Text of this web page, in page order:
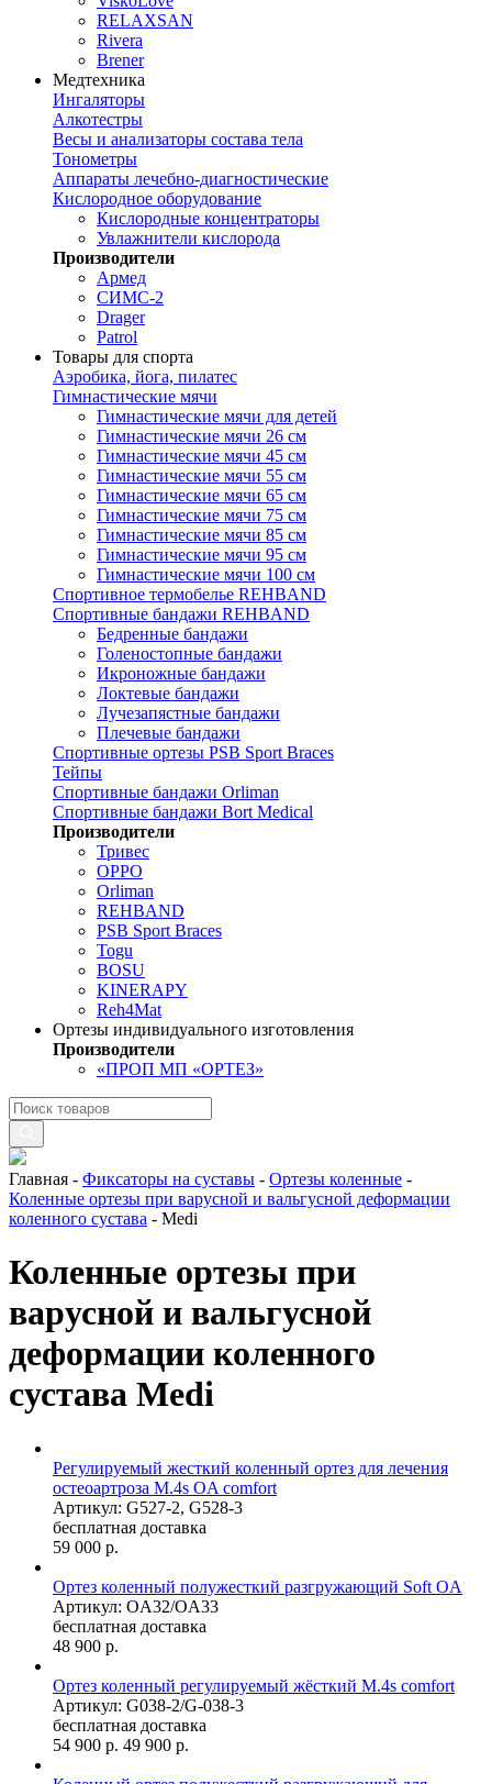
RELAXSAN
Rivera
Brener
Медтехника
Ингаляторы
Алкотестры
Весы и анализаторы состава тела
Тонометры
Аппараты лечебно-диагностические
Кислородное оборудование
Кислородные концентраторы
Увлажнители кислорода
Производители
Армед
СИМС-2
Drager
Patrol
Товары для спорта
Аэробика, йога, пилатес
Гимнастические мячи
Гимнастические мячи для детей
Гимнастические мячи 26 см
Гимнастические мячи 45 см
Гимнастические мячи 55 см
Гимнастические мячи 65 см
Гимнастические мячи 75 см
Гимнастические мячи 85 см
Гимнастические мячи 95 см
Гимнастические мячи 100 см
Спортивное термобелье REHBAND
Спортивные бандажи REHBAND
Бедренные бандажи
Голеностопные бандажи
Икроножные бандажи
Локтевые бандажи
Лучезапястные бандажи
Плечевые бандажи
Спортивные ортезы PSB Sport Braces
Тейпы
Спортивные бандажи Orliman
Спортивные бандажи Bort Medical
Производители
Тривес
OPPO
Orliman
REHBAND
PSB Sport Braces
Togu
BOSU
KINERAPY
Reh4Mat
Ортезы индивидуального изготовления
Производители
«ПРОП МП «ОРТЕЗ»
Главная - Фиксаторы на суставы - Ортезы коленные -
Коленные ортезы при варусной и вальгусной деформации
коленного сустава - Medi
Коленные ортезы при
варусной и вальгусной
деформации коленного
сустава Medi
Регулируемый жесткий коленный ортез для лечения
остеоартроза M.4s OA comfort
Артикул: G527-2, G528-3
бесплатная доставка
59 000 р.
Ортез коленный полужесткий разгружающий Soft OA
Артикул: OA32/OA33
бесплатная доставка
48 900 р.
Ортез коленный регулируемый жёсткий M.4s comfort
Артикул: G038-2/G-038-3
бесплатная доставка
54 900 р. 49 900 р.